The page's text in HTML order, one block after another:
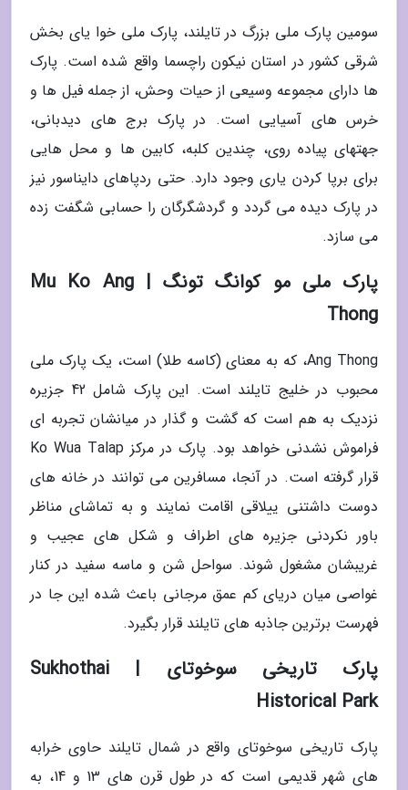
سومین پارک ملی بزرگ در تایلند، پارک ملی خوا یای بخش
شرقی کشور در استان نیکون راچسما واقع شده است. پارک
ها دارای مجموعه وسیعی از حیات وحش، از جمله فیل ها و
خرس های آسیایی است. در پارک برج های دیدبانی،
جهتهای پیاده روی، چندین کلبه، کابین ها و محل هایی
برای برپا کردن یاری وجود دارد. حتی ردپاهای دایناسور نیز
در پارک دیده می گردد و گردشگرگان را حسابی شگفت زده
می سازد.
پارک ملی مو کوانگ تونگ | Mu Ko Ang
Thong
Ang Thong، که به معنای (کاسه طلا) است، یک پارک ملی
محبوب در خلیج تایلند است. این پارک شامل 42 جزیره
نزدیک به هم است که گشت و گذار در میانشان تجربه ای
فراموش نشدنی خواهد بود. پارک در مرکز Ko Wua Talap
قرار گرفته است. در آنجا، مسافرین می توانند در خانه های
دوست داشتنی ییلاقی اقامت نمایند و به تماشای مناظر
باور نکردنی جزیره های اطراف و شکل های عجیب و
غریبشان مشغول شوند. سواحل شن و ماسه سفید در کنار
غواصی میان دریای کم عمق مرجانی باعث شده این جا در
فهرست برترین جاذبه های تایلند قرار بگیرد.
پارک تاریخی سوخوتای | Sukhothai
Historical Park
پارک تاریخی سوخوتای واقع در شمال تایلند حاوی خرابه
های شهر قدیمی است که در طول قرن های 13 و 14، به